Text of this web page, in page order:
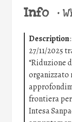
Info •
Description:
27/11/2025
“Riduzione
organizzato
frontiera per
Intesa